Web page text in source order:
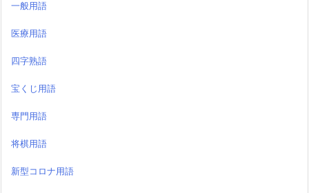
一般用語
医療用語
四字熟語
宝くじ用語
専門用語
将棋用語
新型コロナ用語